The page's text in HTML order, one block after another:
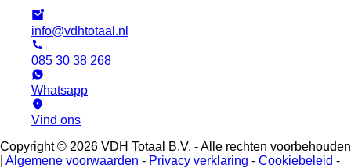
info@vdhtotaal.nl
085 30 38 268
Whatsapp
Vind ons
Copyright © 2026 VDH Totaal B.V. - Alle rechten voorbehouden
Algemene voorwaarden - Privacy verklaring - Cookiebeleid -